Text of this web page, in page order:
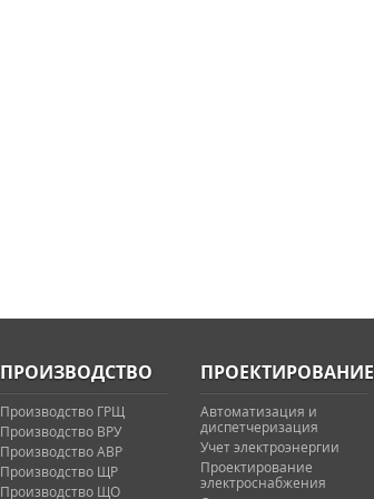
ПРОИЗВОДСТВО
Производство ГРЩ
Производство ВРУ
Производство АВР
Производство ЩР
Производство ЩО
ПРОЕКТИРОВАНИЕ
Автоматизация и
диспетчеризация
Учет электроэнергии
Проектирование
электроснабжения